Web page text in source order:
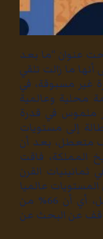
عنوان “ما بعد
ما زالت تلقي
غير مسبوقة، في
محلية وعالمية
ملموس في قدرة
إلى مستويات
عام 2021 حيث بلغت (24.1%) والتي تمثل 435 ألف متعطل، بعد أن
في تاريخ المملكة، فاقت
ثمانينيات القرن
عالميا
حيث بلغ مع نهاية عام 2021 فقط 34% ممن هم في سن العمل، أي أن 66% من
عن البحث عن